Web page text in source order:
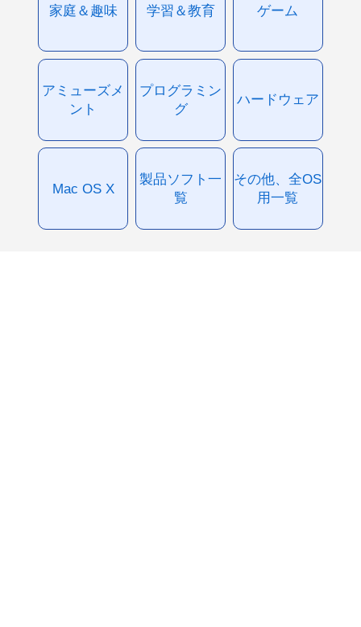
家庭＆趣味 学習＆教育 ゲーム
アミューズメ
ント
プログラミン
グ
ハードウェア
Mac OS X
製品ソフト一
覧
その他、全OS
用一覧